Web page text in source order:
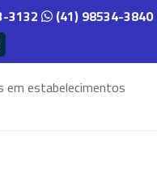
3132 (41) 98534-3840